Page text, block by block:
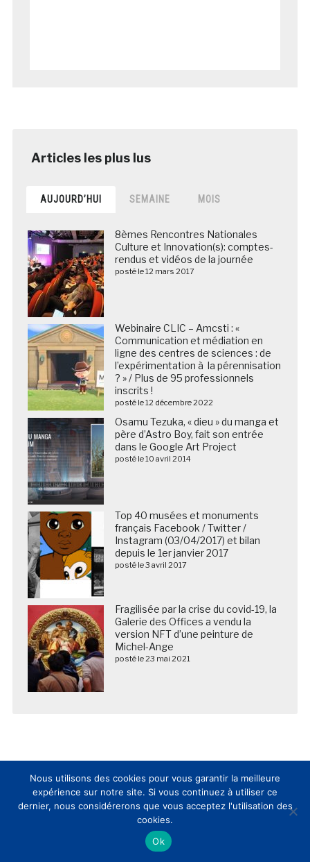
AUJOURD’HUI SEMAINE MOIS
8èmes Rencontres Nationales
Culture et Innovation(s): comptes-
rendus et vidéos de la journée
posté le 12 mars 2017
Webinaire CLIC – Amcsti : «
Communication et médiation en
ligne des centres de sciences : de
l’expérimentation à la pérennisation
? » / Plus de 95 professionnels
inscrits !
posté le 12 décembre 2022
Osamu Tezuka, « dieu » du manga et
père d’Astro Boy, fait son entrée
dans le Google Art Project
posté le 10 avril 2014
Top 40 musées et monuments
français Facebook / Twitter /
Instagram (03/04/2017) et bilan
depuis le 1er janvier 2017
posté le 3 avril 2017
Fragilisée par la crise du covid-19, la
Galerie des Offices a vendu la
version NFT d’une peinture de
Michel-Ange
posté le 23 mai 2021
Nous suivre sur les réseaux sociaux
Nous utilisons des cookies pour vous garantir la meilleure
expérience sur notre site. Si vous continuez à utiliser ce
dernier, nous considérerons que vous acceptez l'utilisation des
cookies.
Ok